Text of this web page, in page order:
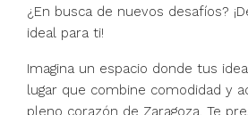
¿En busca de nuevos desafíos?
ideal para ti!
Imagina un espacio donde tus
lugar que combine comodidad y
pleno corazón de Zaragoza. Te